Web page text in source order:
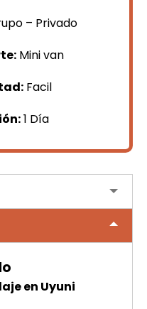
– Privado
Mini van
Facil
1 Día
en Uyuni